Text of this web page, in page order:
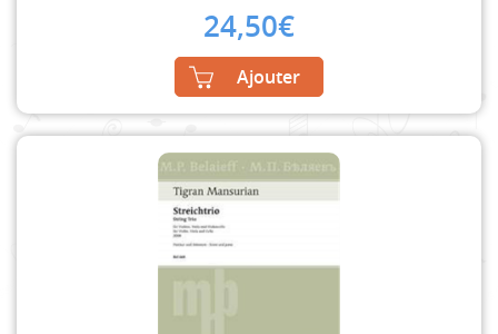
24,50€
Ajouter